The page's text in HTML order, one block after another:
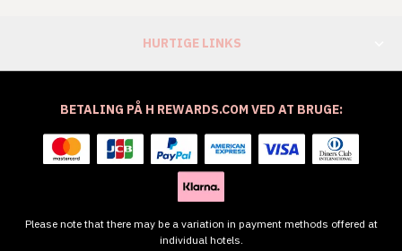
HURTIGE LINKS
BETALING PÅ H REWARDS.COM VED AT BRUGE:
Please note that there may be a variation in payment methods offered at
individual hotels.